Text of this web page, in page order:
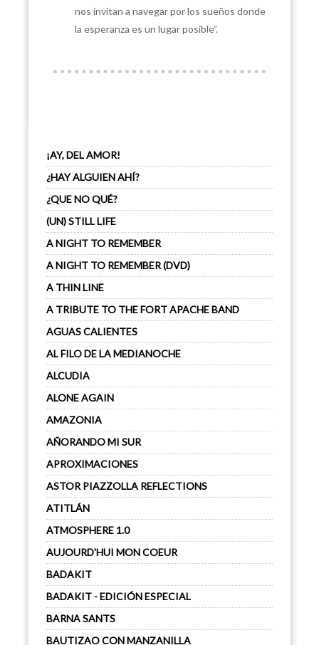
nos invitan a navegar por los sueños donde
la esperanza es un lugar posible”.
¡AY, DEL AMOR!
¿HAY ALGUIEN AHÍ?
¿QUE NO QUÉ?
(UN) STILL LIFE
A NIGHT TO REMEMBER
A NIGHT TO REMEMBER (DVD)
A THIN LINE
A TRIBUTE TO THE FORT APACHE BAND
AGUAS CALIENTES
AL FILO DE LA MEDIANOCHE
ALCUDIA
ALONE AGAIN
AMAZONIA
AÑORANDO MI SUR
APROXIMACIONES
ASTOR PIAZZOLLA REFLECTIONS
ATITLÁN
ATMOSPHERE 1.0
AUJOURD'HUI MON COEUR
BADAKIT
BADAKIT - EDICIÓN ESPECIAL
BARNA SANTS
BAUTIZAO CON MANZANILLA